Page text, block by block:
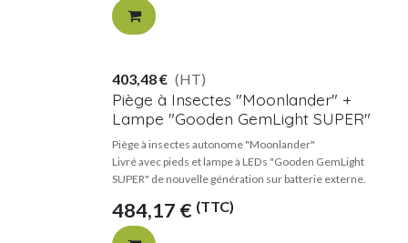
Piège à Insectes "Moonlander" +
Lampe "Gooden GemLight SUPER"
Piège à insectes autonome "Moonlander"
Livré avec pieds et lampe à LEDs "Gooden GemLight
SUPER" de nouvelle génération sur batterie externe.
484,17 € (TTC)
403,48€ (HT)